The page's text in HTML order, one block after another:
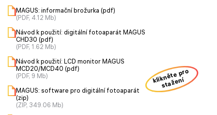
MAGUS: informační brožurka (pdf)
(PDF, 4.12 Mb)
Návod k použití: digitální fotoaparát MAGUS
CHD30 (pdf)
(PDF, 1.62 Mb)
Návod k použití: LCD monitor MAGUS
MCD20/MCD40 (pdf)
(PDF, 9 Mb)
MAGUS: software pro digitální fotoaparát
(zip)
(ZIP, 349.06 Mb)
klikněte pro
stažení